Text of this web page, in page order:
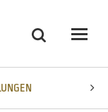
Suchen
Odpri